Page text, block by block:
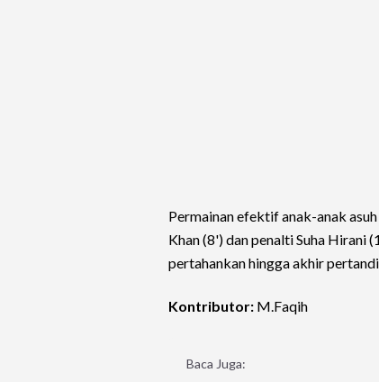
Permainan efektif anak-anak
Khan (8') dan penalti Suha Hirani
pertahankan hingga akhir
Kontributor: M.Faqih
Baca Juga: